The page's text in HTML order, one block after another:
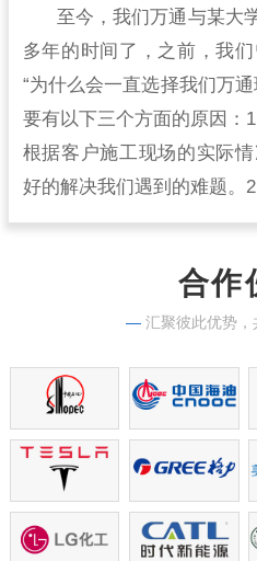
至今，我们万通与某大
多年的时间了，之前，我
“为什么会一直选择我们万
要有以下三个方面的原因：
根据客户施工现场的实际
好的解决我们遇到的难题。
始到现在，从来没有出现
合作
— 汇聚彼此优势，